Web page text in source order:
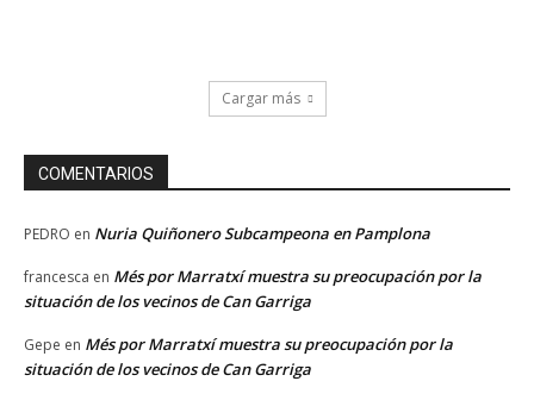
Cargar más
COMENTARIOS
PEDRO en Nuria Quiñonero Subcampeona en Pamplona
francesca en Més por Marratxí muestra su preocupación por la
situación de los vecinos de Can Garriga
Gepe en Més por Marratxí muestra su preocupación por la
situación de los vecinos de Can Garriga